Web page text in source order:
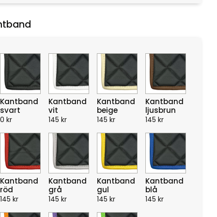
Kantband
svart
0 kr
Kantband
vit
145 kr
Kantband
beige
145 kr
Kantband
ljusbrun
145 kr
Kantband
röd
145 kr
Kantband
grå
145 kr
Kantband
gul
145 kr
Kantband
blå
145 kr